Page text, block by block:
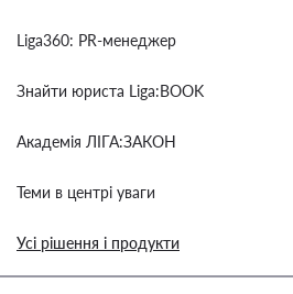
Liga360: PR-менеджер
Знайти юриста Liga:BOOK
Академія ЛІГА:ЗАКОН
Теми в центрі уваги
Усі рішення і продукти